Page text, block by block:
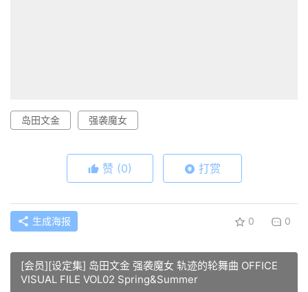
岛田文金 强袭魔女
赞 (0) 打赏
生成海报 0 0
[会员][设定集] 岛田文金 强袭魔女 轨迹的轮舞曲 OFFICE
VISUAL FILE VOL02 Spring&Summer